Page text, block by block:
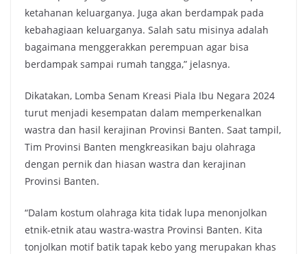
ketahanan keluarganya. Juga akan berdampak pada
kebahagiaan keluarganya. Salah satu misinya adalah
bagaimana menggerakkan perempuan agar bisa
berdampak sampai rumah tangga,” jelasnya.
Dikatakan, Lomba Senam Kreasi Piala Ibu Negara 2024
turut menjadi kesempatan dalam memperkenalkan
wastra dan hasil kerajinan Provinsi Banten. Saat tampil,
Tim Provinsi Banten mengkreasikan baju olahraga
dengan pernik dan hiasan wastra dan kerajinan
Provinsi Banten.
“Dalam kostum olahraga kita tidak lupa menonjolkan
etnik-etnik atau wastra-wastra Provinsi Banten. Kita
tonjolkan motif batik tapak kebo yang merupakan khas